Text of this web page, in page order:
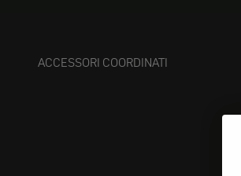
ACCESSORI COORDINATI